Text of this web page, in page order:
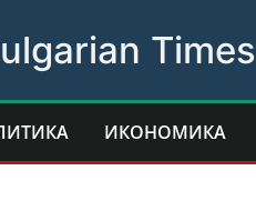
Times
ИКОНОМИКА